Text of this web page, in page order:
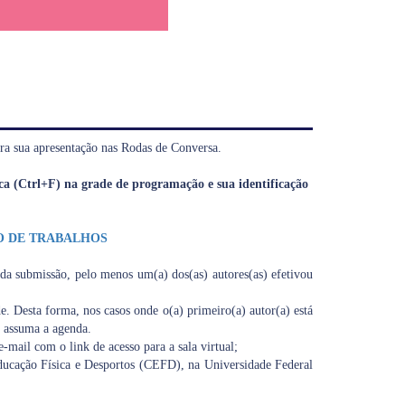
sua apresentação nas Rodas de Conversa.
(Ctrl+F) na grade de programação e sua identificação
DE TRABALHOS
submissão, pelo menos um(a) dos(as) autores(as) efetivou
Desta forma, nos casos onde o(a) primeiro(a) autor(a) está
a agenda.
mail com o link de acesso para a sala virtual;
Física e Desportos (CEFD), na Universidade Federal